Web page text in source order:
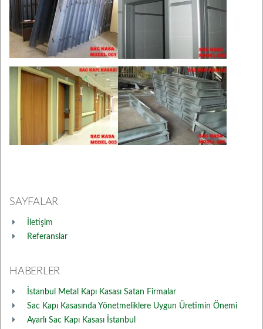
SAYFALAR
İletişim
Referanslar
HABERLER
İstanbul Metal Kapı Kasası Satan Firmalar
Sac Kapı Kasasında Yönetmeliklere Uygun Üretimin Önemi
Ayarlı Sac Kapı Kasası İstanbul